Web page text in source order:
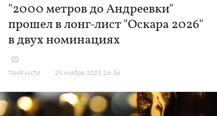
"2000 метров до Андреевки"
прошел в лонг-лист "Оскара 2026"
в двух номинациях
ТАНЯ НАТИ 25 ноября 2025 16:36